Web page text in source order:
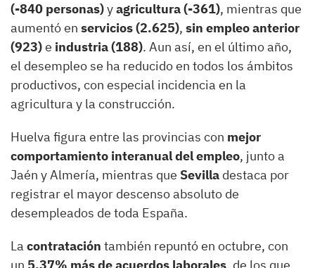
(-840 personas)yagricultura (-361), mientras que
aumentó en servicios (2.625), sin empleo anterior
(923)e industria (188). Aun así, en el último año,
el desempleo se ha reducido en todos los ámbitos
productivos, con especial incidencia en la
agricultura y la construcción.
Huelva figura entre las provincias con mejor
comportamiento interanual del empleo, junto a
Jaén y Almería, mientras que Sevilla destaca por
registrar el mayor descenso absoluto de
desempleados de toda España.
La contratación también repuntó en octubre, con